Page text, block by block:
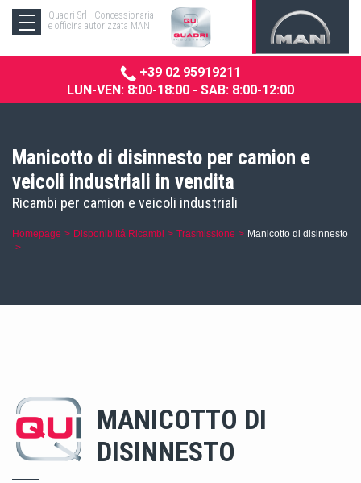
Quadri Srl - Concessionaria
e officina autorizzata MAN
+39 02 95919211
LUN-VEN: 8:00-18:00 - SAB: 8:00-12:00
Manicotto di disinnesto per camion e
veicoli industriali in vendita
Ricambi per camion e veicoli industriali
Homepage Disponiblitá Ricambi Trasmissione Manicotto di disinnesto
MANICOTTO DI
DISINNESTO